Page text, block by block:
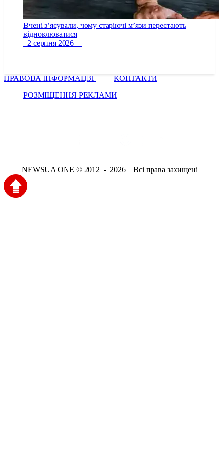
Вчені з’ясували, чому старіючі м’язи перестають
відновлюватися
2 серпня 2026
ПРАВОВА ІНФОРМАЦІЯ
КОНТАКТИ
РОЗМІЩЕННЯ РЕКЛАМИ
NEWSUA ONE © 2012 - 2026 Всі права захищені